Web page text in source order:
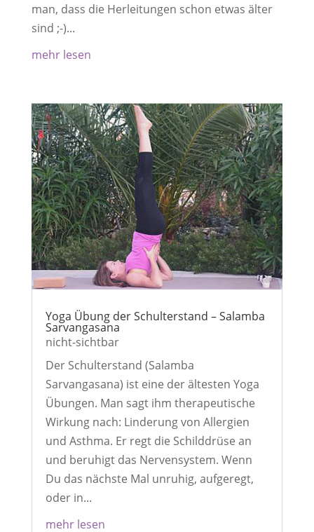
man, dass die Herleitungen schon etwas älter
sind ;-)...
mehr lesen
Yoga Übung der Schulterstand – Salamba
Sarvangasana
nicht-sichtbar
Der Schulterstand (Salamba
Sarvangasana) ist eine der ältesten Yoga
Übungen. Man sagt ihm therapeutische
Wirkung nach: Linderung von Allergien
und Asthma. Er regt die Schilddrüse an
und beruhigt das Nervensystem. Wenn
Du das nächste Mal unruhig, aufgeregt,
oder in...
mehr lesen